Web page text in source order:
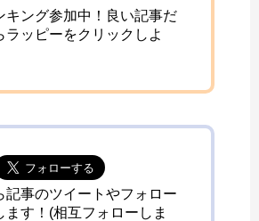
キング参加中！良い記事だ
ラッピーをクリックしよ
記事のツイートやフォロー
ます！(相互フォローしま